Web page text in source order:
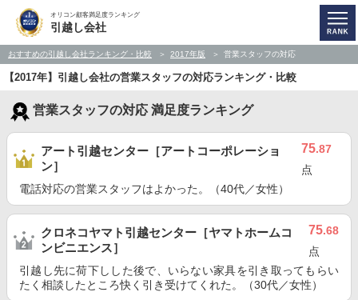
オリコン顧客満足度ランキング
引越し会社
おすすめの引越し会社ランキング・比較 2017年版 営業スタッフの対応
【2017年】引越し会社の営業スタッフの対応ランキング・比較
営業スタッフの対応 満足度ランキング
アート引越センター［アートコーポレーショ
ン］
75.87
点
電話対応の営業スタッフはよかった。（40代／女性）
クロネコヤマト引越センター［ヤマトホームコ
ンビニエンス］
75.68
点
引越し先に荷下しした後で、いらない家具を引き取ってもらい
たく相談したところ快く引き受けてくれた。（30代／女性）